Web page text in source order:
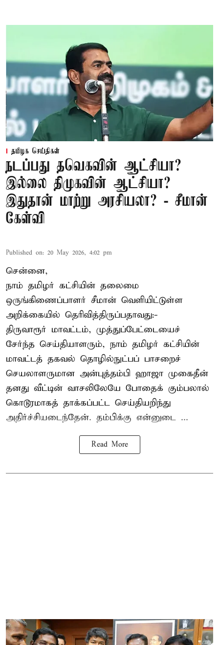
தமிழக செய்திகள்
நடப்பது தவெகவின் ஆட்சியா?
இல்லை திமுகவின் ஆட்சியா?
இதுதான் மாற்று அரசியலா? - சீமான்
கேள்வி
Published on: 20 May 2026, 4:02 pm
சென்னை,
நாம் தமிழர் கட்சியின் தலைமை
ஒருங்கிணைப்பாளர் சீமான் வெளியிட்டுள்ள
அறிக்கையில் தெரிவித்திருப்பதாவது:-
திருவாரூர் மாவட்டம், முத்துப்பேட்டையைச்
சேர்ந்த செய்தியாளரும், நாம் தமிழர் கட்சியின்
மாவட்டத் தகவல் தொழில்நுட்பப் பாசறைச்
செயலாளருமான அன்புத்தம்பி ஹாஜா முகைதீன்
தனது வீட்டின் வாசலிலேயே போதைக் கும்பலால்
கொடூரமாகத் தாக்கப்பட்ட செய்தியறிந்து
அதிர்ச்சியடைந்தேன். தம்பிக்கு என்னுடை ...
Read More